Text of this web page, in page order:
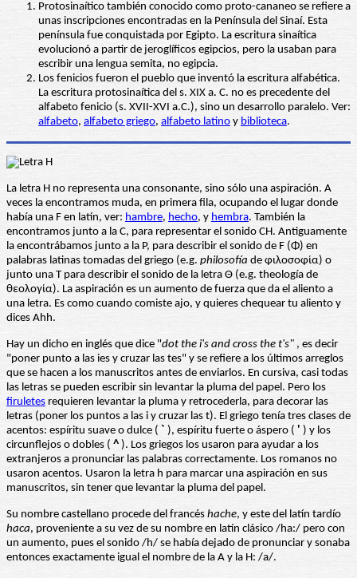
Protosinaítico también conocido como proto-cananeo se refiere a
unas inscripciones encontradas en la Península del Sinaí. Esta
península fue conquistada por Egipto. La escritura sinaítica
evolucionó a partir de jeroglíficos egipcios, pero la usaban para
escribir una lengua semita, no egipcia.
Los fenicios fueron el pueblo que inventó la escritura alfabética.
La escritura protosinaítica del s. XIX a. C. no es precedente del
alfabeto fenicio (s. XVII-XVI a.C.), sino un desarrollo paralelo. Ver:
alfabeto, alfabeto griego, alfabeto latino y biblioteca.
La letra H no representa una consonante, sino sólo una aspiración. A
veces la encontramos muda, en primera fila, ocupando el lugar donde
había una F en latín, ver: hambre, hecho, y hembra. También la
encontramos junto a la C, para representar el sonido CH. Antiguamente
la encontrábamos junto a la P, para describir el sonido de F (Φ) en
palabras latinas tomadas del griego (e.g. philosofía de φιλοσοφία) o
junto una T para describir el sonido de la letra Θ (e.g. theología de
θεολογία). La aspiración es un aumento de fuerza que da el aliento a
una letra. Es como cuando comiste ajo, y quieres chequear tu aliento y
dices Ahh.
Hay un dicho en inglés que dice "dot the i's and cross the t's" , es decir
"poner punto a las ies y cruzar las tes" y se refiere a los últimos arreglos
que se hacen a los manuscritos antes de enviarlos. En cursiva, casi todas
las letras se pueden escribir sin levantar la pluma del papel. Pero los
firuletes requieren levantar la pluma y retrocederla, para decorar las
letras (poner los puntos a las i y cruzar las t). El griego tenía tres clases de
acentos: espíritu suave o dulce ( ` ), espíritu fuerte o áspero ( ' ) y los
circunflejos o dobles ( ^ ). Los griegos los usaron para ayudar a los
extranjeros a pronunciar las palabras correctamente. Los romanos no
usaron acentos. Usaron la letra h para marcar una aspiración en sus
manuscritos, sin tener que levantar la pluma del papel.
Su nombre castellano procede del francés hache, y este del latín tardío
haca, proveniente a su vez de su nombre en latín clásico /ha:/ pero con
un aumento, pues el sonido /h/ se había dejado de pronunciar y sonaba
entonces exactamente igual el nombre de la A y la H: /a/.